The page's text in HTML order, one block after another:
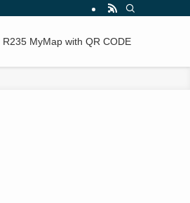
R235 MyMap with QR CODE